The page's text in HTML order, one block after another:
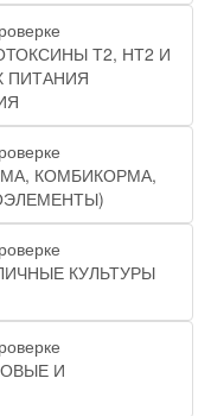
Т2, НТ2 И
ПИТАНИЯ
КОМБИКОРМА,
КУЛЬТУРЫ
И